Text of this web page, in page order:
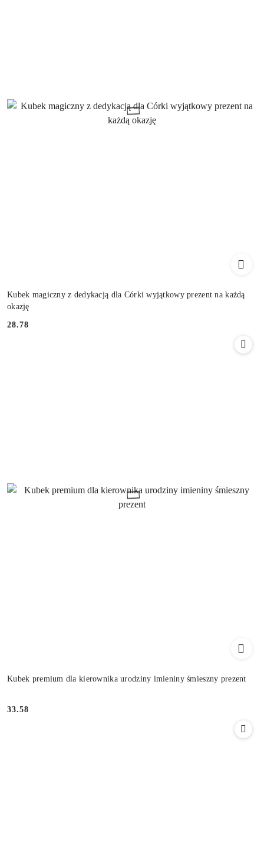
Kubek magiczny z dedykacją dla Córki wyjątkowy prezent na każdą
okazję
Cena:
28.78
Kubek premium dla kierownika urodziny imieniny śmieszny prezent
Cena:
33.58